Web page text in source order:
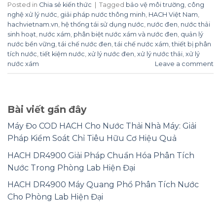
Posted in Chia sẻ kiến thức Tagged bảo vệ môi trường công
nghệ xử lý nước giải pháp nước thông minh HACH Việt Nam
hachvietnam.vn hệ thống tái sử dụng nước nước đen nước thải
sinh hoạt nước xám phân biệt nước xám và nước đen quản lý
nước bền vững ,tái chế nước đen ,tái chế nước xám ,thiết bị phân
tích nước ,tiết kiệm nước xử lý nước đen xử lý nước thải xử lý
nước xám
Leave a comment
Bài viết gần đây
Máy Đo COD HACH Cho Nước Thải Nhà Máy: Giải
Pháp Kiểm Soát Chỉ Tiêu Hữu Cơ Hiệu Quả
HACH DR4900 Giải Pháp Chuẩn Hóa Phân Tích
Nước Trong Phòng Lab Hiện Đại
HACH DR4900 Máy Quang Phổ Phân Tích Nước
Cho Phòng Lab Hiện Đại